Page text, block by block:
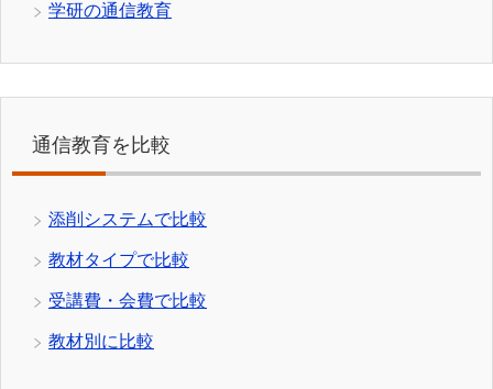
学研の通信教育
通信教育を比較
添削システムで比較
教材タイプで比較
受講費・会費で比較
教材別に比較